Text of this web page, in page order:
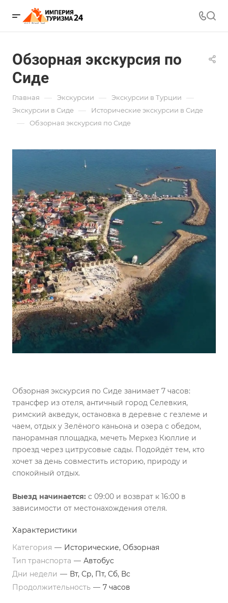
Обзорная экскурсия по
Сиде
Главная — Экскурсии — Экскурсии в Турции —
Экскурсии в Сиде — Исторические экскурсии в Сиде
— Обзорная экскурсия по Сиде
Обзорная экскурсия по Сиде занимает 7 часов:
трансфер из отеля, античный город Селевкия,
римский акведук, остановка в деревне с гезлеме и
чаем, отдых у Зелёного каньона и озера с обедом,
панорамная площадка, мечеть Меркез Кюллие и
проезд через цитрусовые сады. Подойдёт тем, кто
хочет за день совместить историю, природу и
спокойный отдых.
Выезд начинается: с 09:00 и возврат к 16:00 в
зависимости от местонахождения отеля.
Характеристики
Категория — Исторические, Обзорная
Тип транспорта — Автобус
Дни недели — Вт, Ср, Пт, Сб, Вс
Продолжительность — 7 часов